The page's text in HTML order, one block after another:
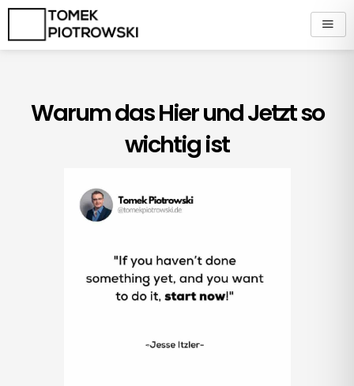
Zum
springen
Warum das Hier und Jetzt so
wichtig ist